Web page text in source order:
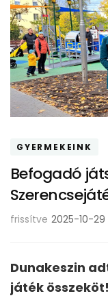
GYERMEKEINK
Befogadó
frissítve 2025-10-29
Dunakeszin
játék